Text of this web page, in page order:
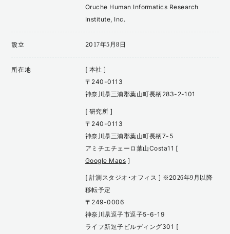
Oruche Human Informatics Research
Institute, Inc.
設立 2017年5月8日
所在地
[ 本社 ]
〒240-0113
神奈川県三浦郡葉山町長柄283-2-101
[ 研究所 ]
〒240-0113
神奈川県三浦郡葉山町長柄7-5
アミチエチェーロ葉山Costa11 [
Google Maps ]
[ 計測スタジオ・オフィス ] ※2026年9月以降
移転予定
〒249-0006
神奈川県逗子市逗子5-6-19
ライフ新逗子ビルディング301 [